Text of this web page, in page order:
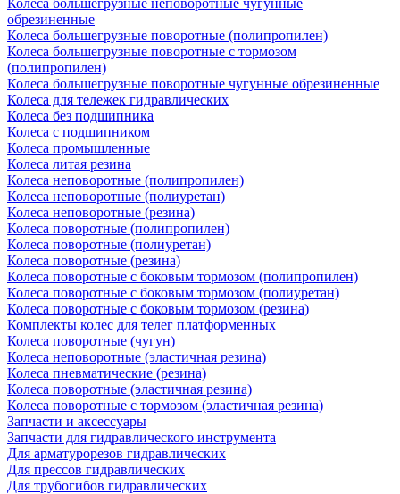
Колеса большегрузные неповоротные чугунные
обрезиненные
Колеса большегрузные поворотные (полипропилен)
Колеса большегрузные поворотные с тормозом
(полипропилен)
Колеса большегрузные поворотные чугунные обрезиненные
Колеса для тележек гидравлических
Колеса без подшипника
Колеса с подшипником
Колеса промышленные
Колеса литая резина
Колеса неповоротные (полипропилен)
Колеса неповоротные (полиуретан)
Колеса неповоротные (резина)
Колеса поворотные (полипропилен)
Колеса поворотные (полиуретан)
Колеса поворотные (резина)
Колеса поворотные c боковым тормозом (полипропилен)
Колеса поворотные c боковым тормозом (полиуретан)
Колеса поворотные c боковым тормозом (резина)
Комплекты колес для телег платформенных
Колеса поворотные (чугун)
Колеса неповоротные (эластичная резина)
Колеса пневматические (резина)
Колеса поворотные (эластичная резина)
Колеса поворотные c тормозом (эластичная резина)
Запчасти и аксессуары
Запчасти для гидравлического инструмента
Для арматурорезов гидравлических
Для прессов гидравлических
Для трубогибов гидравлических